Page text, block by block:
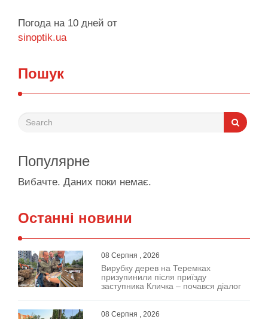
Погода на 10 дней от
sinoptik.ua
Пошук
Популярне
Вибачте. Даних поки немає.
Останні новини
08 Серпня , 2026
Вирубку дерев на Теремках
призупинили після приїзду
заступника Кличка – почався діалог
08 Серпня , 2026